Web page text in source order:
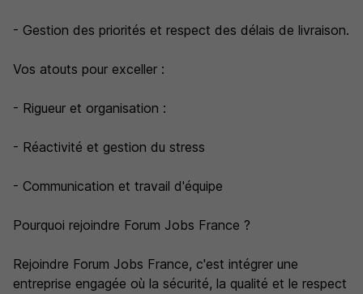
- Gestion des priorités et respect des délais de livraison.
Vos atouts pour exceller :
- Rigueur et organisation :
- Réactivité et gestion du stress
- Communication et travail d'équipe
Pourquoi rejoindre Forum Jobs France ?
Rejoindre Forum Jobs France, c'est intégrer une
entreprise engagée où la sécurité, la qualité et le respect